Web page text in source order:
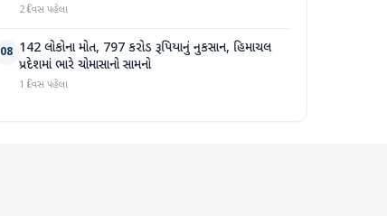
2 દિવસ પહેલા
08 142 લોકોના મોત, 797 કરોડ રૂપિયાનું નુકસાન, હિમાચલ
પ્રદેશમાં ભારે ચોમાસાનો સામનો
1 દિવસ પહેલા